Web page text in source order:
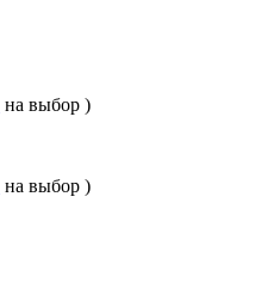
на выбор )
на выбор )